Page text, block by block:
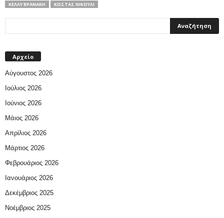
ΚΈΛΛΥ ΒΡΑΝΆΚΗ
ΚΏΣΤΑΣ ΝΙΚΟΎΛΙ
Αρχείο
Αύγουστος 2026
Ιούλιος 2026
Ιούνιος 2026
Μάιος 2026
Απρίλιος 2026
Μάρτιος 2026
Φεβρουάριος 2026
Ιανουάριος 2026
Δεκέμβριος 2025
Νοέμβριος 2025